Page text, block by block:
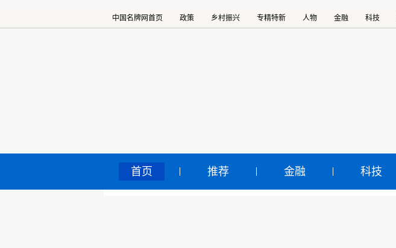
中国名牌网首页 政策 乡村振兴 专精特新 人物 金融 科技
首页 推荐 金融 科技